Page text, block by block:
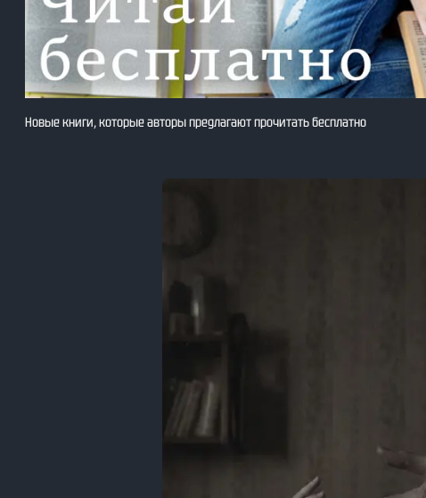
Новые книги, которые авторы предлагают прочитать бесплатно